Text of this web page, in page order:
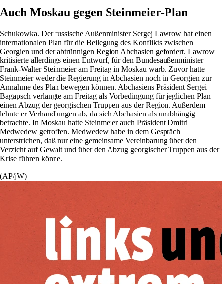
Auch Moskau gegen Steinmeier-Plan
Schukowka. Der russische Außenminister Sergej Lawrow hat einen
internationalen Plan für die Beilegung des Konflikts zwischen
Georgien und der abtrünnigen Region Abchasien gefordert. Lawrow
kritisierte allerdings einen Entwurf, für den Bundesaußenminister
Frank-Walter Steinmeier am Freitag in Moskau warb. Zuvor hatte
Steinmeier weder die Regierung in Abchasien noch in Georgien zur
Annahme des Plan bewegen können. Abchasiens Präsident Sergei
Bagapsch verlangte am Freitag als Vorbedingung für jeglichen Plan
einen Abzug der georgischen Truppen aus der Region. Außerdem
lehnte er Verhandlungen ab, da sich Abchasien als unabhängig
betrachte. In Moskau hatte Steinmeier auch Präsident Dmitri
Medwedew getroffen. Medwedew habe in dem Gespräch
unterstrichen, daß nur eine gemeinsame Vereinbarung über den
Verzicht auf Gewalt und über den Abzug georgischer Truppen aus der
Krise führen könne.
(AP/jW)